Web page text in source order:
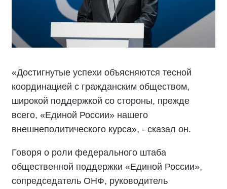
«Достигнутые успехи объясняются тесной
координацией с гражданским обществом,
широкой поддержкой со стороны, прежде
всего, «Единой России» нашего
внешнеполитического курса», - сказал он.
Говоря о роли федерального штаба
общественной поддержки «Единой России»,
сопредседатель ОНФ, руководитель